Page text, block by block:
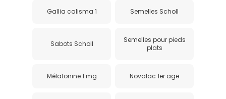
Gallia calisma 1 Semelles Scholl
Sabots Scholl
Semelles pour pieds
plats
Mélatonine 1 mg Novalac 1er age